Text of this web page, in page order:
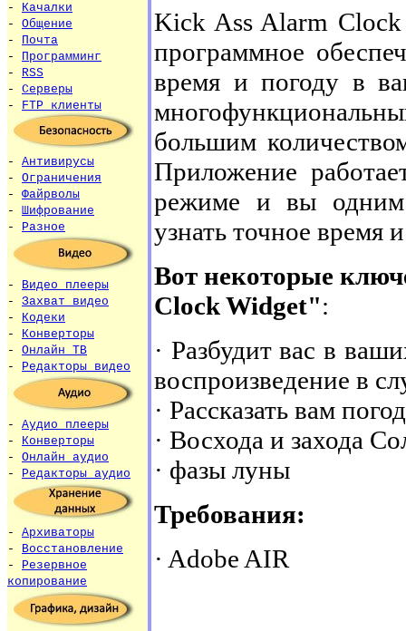
- Качалки
- Общение
- Почта
- Программинг
- RSS
- Серверы
- FTP клиенты
- Антивирусы
- Ограничения
- Файрволы
- Шифрование
- Разное
- Видео плееры
- Захват видео
- Кодеки
- Конверторы
- Онлайн ТВ
- Редакторы видео
- Аудио плееры
- Конверторы
- Онлайн аудио
- Редакторы аудио
- Архиваторы
- Восстановление
- Резервное
копирование
Kick Ass Alarm Clock
программное
время и погоду в
большим
Приложение
режиме и вы одним
узнать точное время
Вот некоторые
Clock Widget":
· Разбудит вас в
воспроизведение в
· Рассказать вам
· Восхода и захода
· фазы луны
Требования:
· Adobe AIR